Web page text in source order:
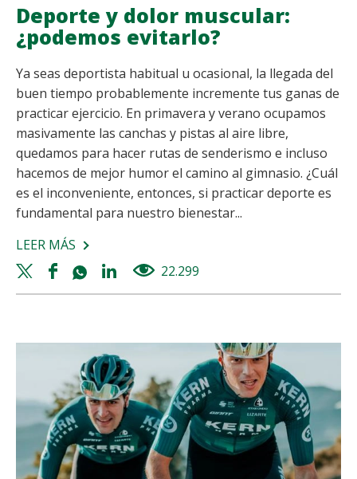
Deporte y dolor muscular:
¿podemos evitarlo?
Ya seas deportista habitual u ocasional, la llegada del
buen tiempo probablemente incremente tus ganas de
practicar ejercicio. En primavera y verano ocupamos
masivamente las canchas y pistas al aire libre,
quedamos para hacer rutas de senderismo e incluso
hacemos de mejor humor el camino al gimnasio. ¿Cuál
es el inconveniente, entonces, si practicar deporte es
fundamental para nuestro bienestar...
LEER MÁS SOBRE
DEPORTE
Y
¿PODEMOS
EVITARLO?
Twitter
share
Facebook
share
Whatsapp
share
Linkedin
share
22.299